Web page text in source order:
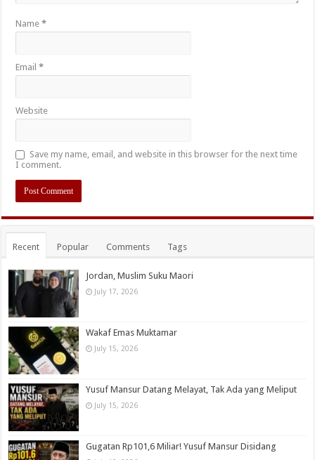
Name*
Email*
Website
Save my name, email, and website in this browser for the next time
I comment.
Recent Popular Comments Tags
Jordan, Muslim Suku Maori
July 17, 2026
Wakaf Emas Muktamar
July 15, 2026
Yusuf Mansur Datang Melayat, Tak Ada yang Meliput
July 15, 2026
Gugatan Rp101,6 Miliar! Yusuf Mansur Disidang